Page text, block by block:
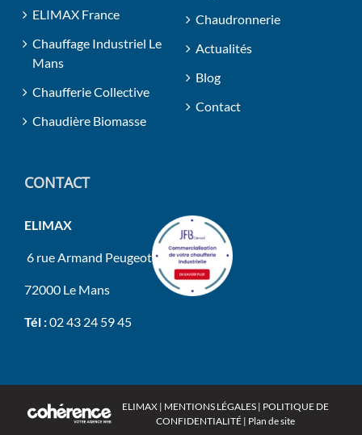
ELIMAX France
Chauffage Industriel Le
Mans
Chaufferie Collective
Chaudière Biomasse
Chaudronnerie
Actualités
Blog
Contact
CONTACT
ELIMAX
6 rue Armand Peugeot
72000 Le Mans
Tél :02 43 24 59 45
ELIMAX | MENTIONS LÉGALES | POLITIQUE DE
CONFIDENTIALITÉ | Plan de site